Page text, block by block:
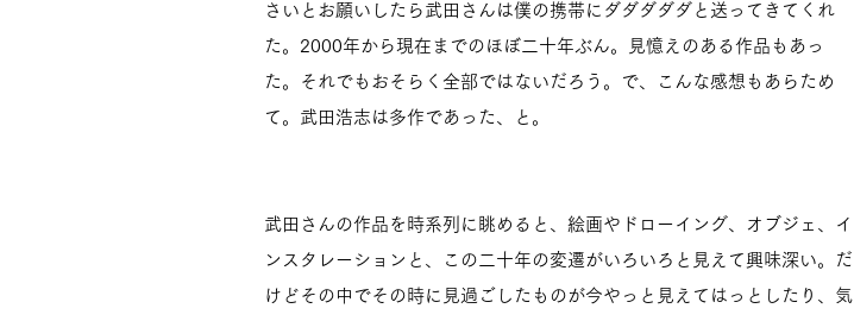
さいとお願いしたら武田さんは僕の携帯にダダダダダと送ってきてくれ
た。2000年から現在までのほぼ二十年ぶん。見憶えのある作品もあっ
た。それでもおそらく全部ではないだろう。で、こんな感想もあらため
て。武田浩志は多作であった、と。
武田さんの作品を時系列に眺めると、絵画やドローイング、オブジェ、イ
ンスタレーションと、この二十年の変遷がいろいろと見えて興味深い。だ
けどその中でその時に見過ごしたものが今やっと見えてはっとしたり、気